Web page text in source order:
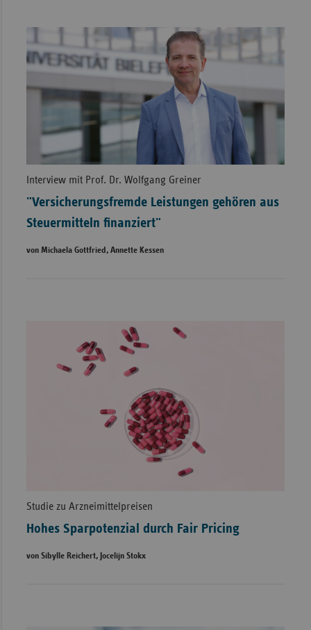
Interview mit Prof. Dr. Wolfgang Greiner
"Versicherungsfremde Leistungen gehören aus
Steuermitteln finanziert"
von Michaela Gottfried, Annette Kessen
Studie zu Arzneimittelpreisen
Hohes Sparpotenzial durch Fair Pricing
von Sibylle Reichert, Jocelijn Stokx